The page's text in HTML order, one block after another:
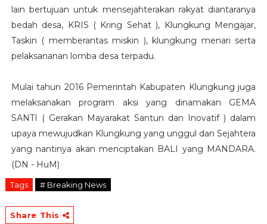
lain bertujuan untuk mensejahterakan rakyat diantaranya
bedah desa, KRIS ( Kring Sehat ), Klungkung Mengajar,
Taskin ( memberantas miskin ), klungkung menari serta
pelaksananan lomba desa terpadu.
Mulai tahun 2016 Pemerintah Kabupaten Klungkung juga
melaksanakan program aksi yang dinamakan GEMA
SANTI ( Gerakan Mayarakat Santun dan Inovatif ) dalam
upaya mewujudkan Klungkung yang unggul dan Sejahtera
yang nantinya akan menciptakan BALI yang MANDARA.
(DN - HuM)
Tags # Breaking News
Share This